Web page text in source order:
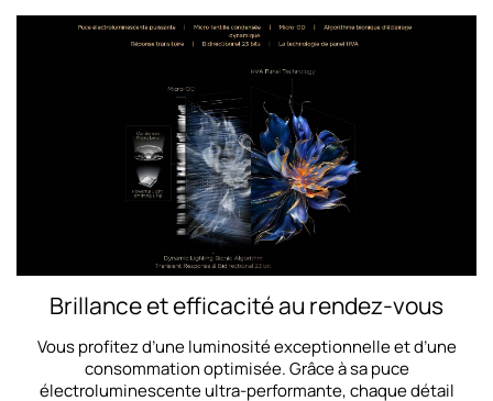
Brillance et efficacité au rendez-vous
Vous profitez d’une luminosité exceptionnelle et d’une
consommation optimisée. Grâce à sa puce
électroluminescente ultra-performante, chaque détail